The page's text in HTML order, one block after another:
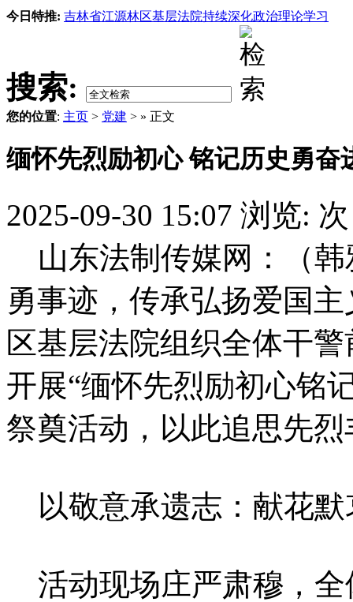
今日特推: 吉林省江源林区基层法院持续深化政治理论学习
搜索:
您的位置: 主页 > 党建 > » 正文
缅怀先烈励初心 铭记历史勇奋
2025-09-30 15:07 浏览: 次
山东法制传媒网：（韩
勇事迹，传承弘扬爱国
区基层法院组织全体干
开展“缅怀先烈励初心铭
祭奠活动，以此追思先
以敬意承遗志：献花默
活动现场庄严肃穆，全